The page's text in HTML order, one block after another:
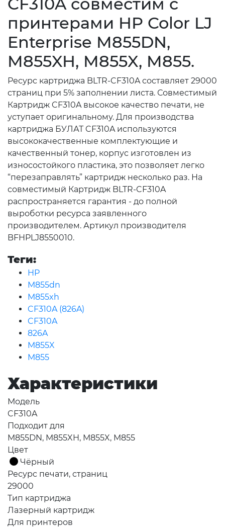
принтерами HP Color LJ
Enterprise M855DN,
M855XH, M855X, M855.
Ресурс картриджа BLTR-CF310A составляет 29000
страниц при 5% заполнении листа. Совместимый
Картридж CF310A высокое качество печати, не
уступает оригинальному. Для производства
картриджа БУЛАТ CF310A используются
высококачественные комплектующие и
качественный тонер, корпус изготовлен из
износостойкого пластика, это позволяет легко
“перезаправлять” картридж несколько раз. На
совместимый Картридж BLTR-CF310A
распространяется гарантия - до полной
выроботки ресурса заявленного
производителем. Артикул производителя
BFHPLJ8550010.
Теги:
HP
M855dn
M855xh
CF310A (826A)
CF310A
826A
M855X
M855
Характеристики
Модель
CF310A
Подходит для
M855DN, M855XH, M855X, M855
Цвет
Чёрный
Ресурс печати, страниц
29000
Тип картриджа
Лазерный картридж
Для принтеров